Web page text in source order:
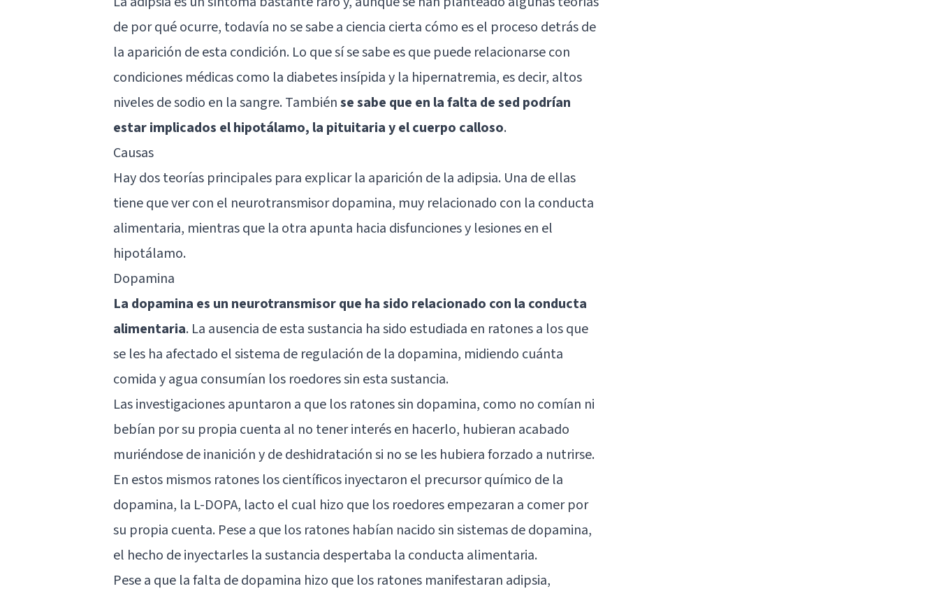
de por qué ocurre, todavía no se sabe a ciencia cierta cómo es el proceso detrás de
la aparición de esta condición. Lo que sí se sabe es que puede relacionarse con
condiciones médicas como la diabetes insípida y la hipernatremia, es decir, altos
niveles de sodio en la sangre. Tambiénse sabe que en la falta de sed podrían
estar implicados el hipotálamo, la pituitaria y el cuerpo calloso.
Causas
Hay dos teorías principales para explicar la aparición de la adipsia. Una de ellas
tiene que ver con el neurotransmisor dopamina, muy relacionado con la conducta
alimentaria, mientras que la otra apunta hacia disfunciones y lesiones en el
hipotálamo.
Dopamina
La dopamina es un neurotransmisor que ha sido relacionado con la conducta
alimentaria. La ausencia de esta sustancia ha sido estudiada en ratones a los que
se les ha afectado el sistema de regulación de la dopamina, midiendo cuánta
comida y agua consumían los roedores sin esta sustancia.
Las investigaciones apuntaron a que los ratones sin dopamina, como no comían ni
bebían por su propia cuenta al no tener interés en hacerlo, hubieran acabado
muriéndose de inanición y de deshidratación si no se les hubiera forzado a nutrirse.
En estos mismos ratones los científicos inyectaron el precursor químico de la
dopamina, la L-DOPA, lacto el cual hizo que los roedores empezaran a comer por
su propia cuenta. Pese a que los ratones habían nacido sin sistemas de dopamina,
el hecho de inyectarles la sustancia despertaba la conducta alimentaria.
Pese a que la falta de dopamina hizo que los ratones manifestaran adipsia,